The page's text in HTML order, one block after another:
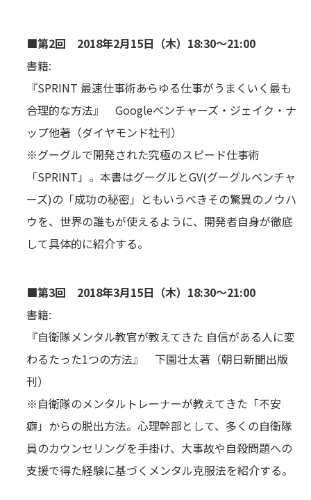
■第2回 2018年2月15日（木）18:30～21:00
書籍:
『SPRINT 最速仕事術――あらゆる仕事がうまくいく最も
合理的な方法』 Googleベンチャーズ・ジェイク・ナ
ップ他著（ダイヤモンド社刊）
※グーグルで開発された究極のスピード仕事術
「SPRINT」。本書はグーグルとGV(グーグルベンチャ
ーズ)の「成功の秘密」ともいうべきその驚異のノウハ
ウを、世界の誰もが使えるように、開発者自身が徹底
して具体的に紹介する。
■第3回 2018年3月15日（木）18:30～21:00
書籍:
『自衛隊メンタル教官が教えてきた 自信がある人に変
わるたった1つの方法』 下園壮太著（朝日新聞出版
刊）
※自衛隊のメンタルトレーナーが教えてきた「不安
癖」からの脱出方法。心理幹部として、多くの自衛隊
員のカウンセリングを手掛け、大事故や自殺問題への
支援で得た経験に基づくメンタル克服法を紹介する。